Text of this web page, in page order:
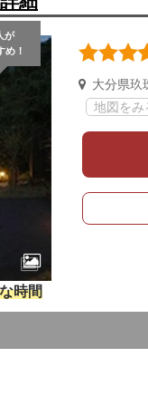
が
め！
大分県玖
地図をみ
時間